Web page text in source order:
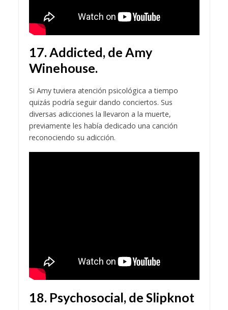
17. Addicted, de Amy
Winehouse.
Si Amy tuviera atención psicológica a tiempo
quizás podría seguir dando conciertos. Sus
diversas adicciones la llevaron a la muerte,
previamente les había dedicado una canción
reconociendo su adicción.
18. Psychosocial, de Slipknot